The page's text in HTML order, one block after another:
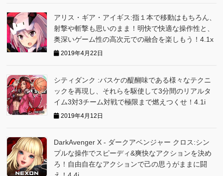
アリス・ギア・アイギス:指１本で移動はもちろん、
射撃や斬撃も思いのまま！明快で快適な操作性と、
奥深いゲーム性の高次元での融合を楽しもう！4.1x
2019年4月22日
シティダンク :バスケの醍醐味である様々なテクニ
ックを再現し、それらを駆使して3分間のリアルタ
イム3対3チーム対戦で極限まで燃えつくせ！4.1i
2019年4月12日
DarkAvenger X - ダークアベンジャー クロス:シン
プルな操作でスピーディ&爽快なアクションを決め
ろ！自由自在なアクションで己の思うがままに闘